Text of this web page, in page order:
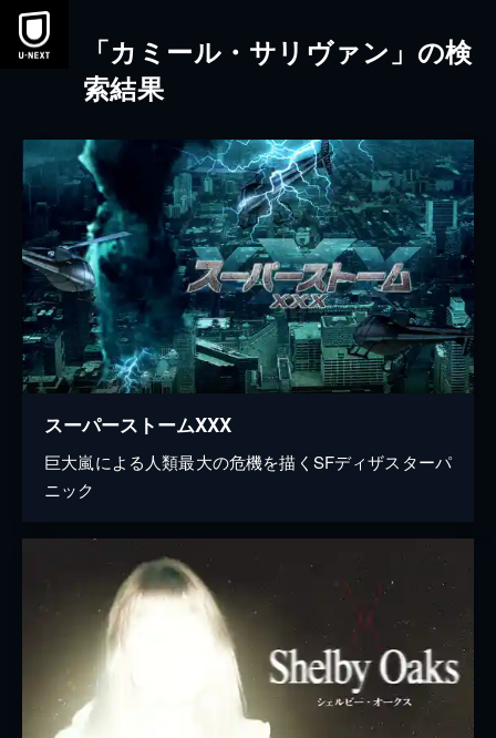
本文へスキップ
「カミール・サリヴァン」の検
索結果
スーパーストームXXX
巨大嵐による人類最大の危機を描くSFディザスターパ
ニック